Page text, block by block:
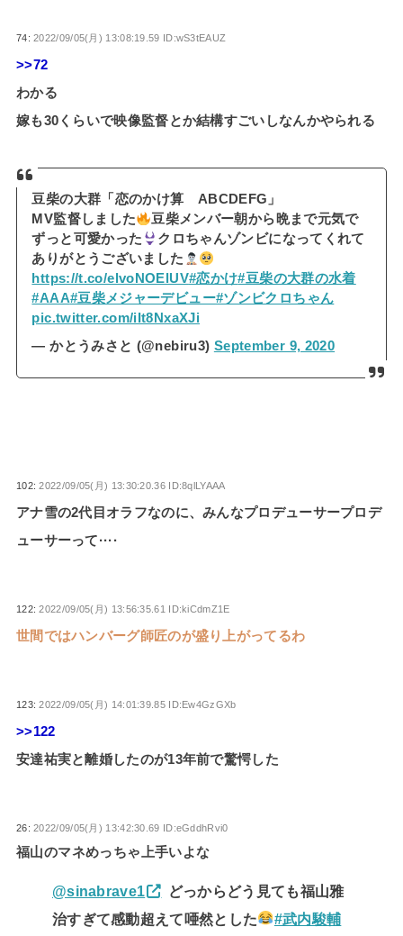
74:2022/09/05(月) 13:08:19.59 ID:wS3tEAUZ
>>72
わかる
嫁も30くらいで映像監督とか結構すごいしなんかやられる
豆柴の大群「恋のかけ算 ABCDEFG」
MV監督しました
豆柴メンバー朝から晩まで元気で
ずっと可愛かった
クロちゃんゾンビになってくれて
ありがとうございました
https://t.co/elvoNOElUV#恋かけ#豆柴の大群の水着
#AAA#豆柴メジャーデビュー#ゾンビクロちゃん
pic.twitter.com/iIt8NxaXJi
— かとうみさと (@nebiru3) September 9, 2020
102:2022/09/05(月) 13:30:20.36 ID:8qlLYAAA
アナ雪の2代目オラフなのに、みんなプロデューサープロデ
ューサーって····
122:2022/09/05(月) 13:56:35.61 ID:kiCdmZ1E
世間ではハンバーグ師匠のが盛り上がってるわ
123:2022/09/05(月) 14:01:39.85 ID:Ew4GzGXb
>>122
安達祐実と離婚したのが13年前で驚愕した
26:2022/09/05(月) 13:42:30.69 ID:eGddhRvi0
福山のマネめっちゃ上手いよな
@sinabrave1
どっからどう見ても福山雅
治すぎて感動超えて唖然とした
#武内駿輔